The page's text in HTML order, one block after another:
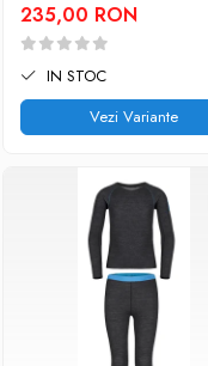
235,00 RON
IN STOC
Vezi Variante